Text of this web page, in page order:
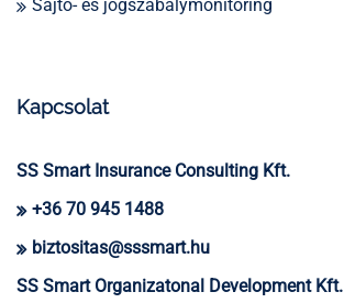
Sajtó- és jogszabálymonitoring
Kapcsolat
SS Smart Insurance Consulting Kft.
+36 70 945 1488
biztositas@sssmart.hu
SS Smart Organizatonal Development Kft.